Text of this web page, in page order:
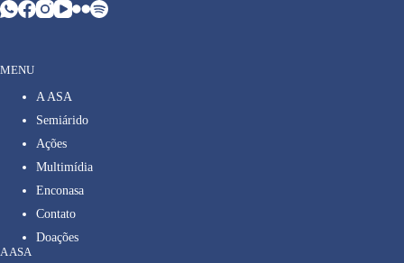
MENU
A ASA
Semiárido
Ações
Multimídia
Enconasa
Contato
Doações
A ASA